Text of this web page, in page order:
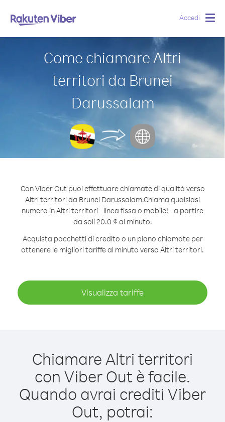
Accedi
Come chiamare Altri
territori da Brunei
Darussalam
Con Viber Out puoi effettuare chiamate di qualità verso
Altri territori da Brunei Darussalam.Chiama qualsiasi
numero in Altri territori - linea fissa o mobile! - a partire
da soli 20.0 ¢ al minuto.
Acquista pacchetti di credito o un piano chiamate per
ottenere le migliori tariffe al minuto verso Altri territori.
Visualizza tariffe
Chiamare Altri territori
con Viber Out è facile.
Quando avrai crediti Viber
Out, potrai: